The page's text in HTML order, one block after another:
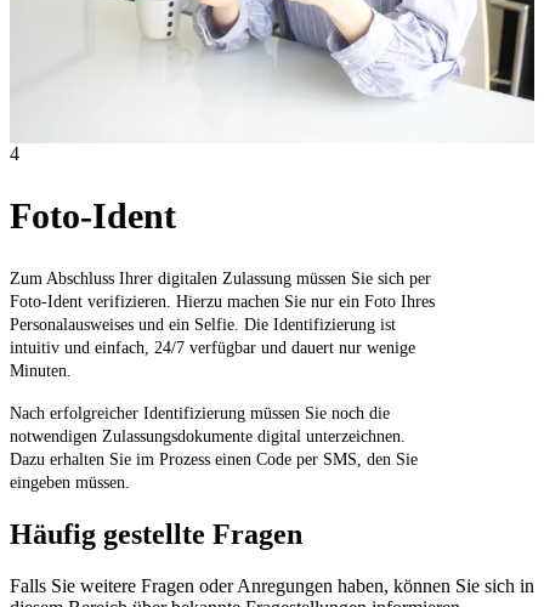
4
Foto-Ident
Zum Abschluss Ihrer digitalen Zulassung müssen Sie sich per
Foto-Ident verifizieren. Hierzu machen Sie nur ein Foto Ihres
Personalausweises und ein Selfie. Die Identifizierung ist
intuitiv und einfach, 24/7 verfügbar und dauert nur wenige
Minuten.
Nach erfolgreicher Identifizierung müssen Sie noch die
notwendigen Zulassungsdokumente digital unterzeichnen.
Dazu erhalten Sie im Prozess einen Code per SMS, den Sie
eingeben müssen.
Häufig gestellte Fragen
Falls Sie weitere Fragen oder Anregungen haben, können Sie sich in